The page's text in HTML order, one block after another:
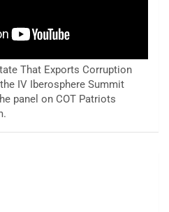
That Exports Corruption
IV Iberosphere Summit
panel on COT Patriots